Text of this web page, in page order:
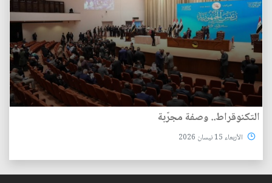
التكنوقراط.. وصفة مجرّبة
الأربعاء 15 نيسان 2026